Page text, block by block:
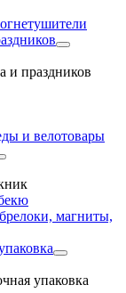
и праздников
и велотовары
магниты,
упаковка